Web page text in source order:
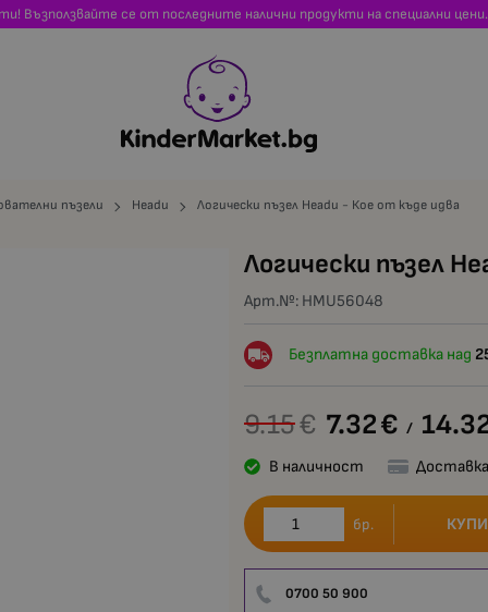
Възползвайте се от последните налични продукти на специални
пъзели Headu Логически пъзел Headu - Кое от къде идва
Логически пъзел
Арт.№: HMU56048
Безплатна доставка над
9.15€ 7.32€ /
В наличност
бр. КУПИ
0700 50 900